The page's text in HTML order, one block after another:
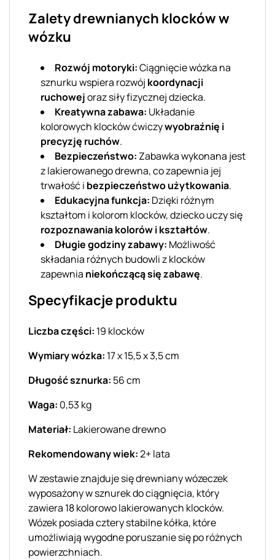
Zalety drewnianych klocków w
wózku
Rozwój motoryki:Ciągnięcie wózka na
sznurku wspiera rozwój koordynacji
ruchowejoraz siły fizycznej dziecka.
Kreatywna zabawa: Układanie
kolorowych klocków ćwiczywyobraźnię i
precyzję ruchów.
Bezpieczeństwo: Zabawka wykonana jest
z lakierowanego drewna, co zapewnia jej
trwałość i bezpieczeństwo użytkowania.
Edukacyjna funkcja: Dzięki różnym
kształtom i kolorom klocków, dziecko uczy się
rozpoznawania kolorów i kształtów.
Długie godziny zabawy: Możliwość
składania różnych budowli z klocków
zapewnia niekończącą się zabawę.
Specyfikacje produktu
Liczba części: 19 klocków
Wymiary wózka: 17 x 15,5 x 3,5 cm
Długość sznurka: 56 cm
Waga: 0,53 kg
Materiał: Lakierowane drewno
Rekomendowany wiek:2+ lata
W zestawie znajduje się drewniany wózeczek
wyposażony w sznurek do ciągnięcia, który
zawiera 18 kolorowo lakierowanych klocków.
Wózek posiada cztery stabilne kółka, które
umożliwiają wygodne poruszanie się po różnych
powierzchniach.